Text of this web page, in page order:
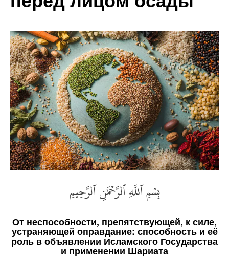
بِسۡمِ ٱللَّهِ ٱلرَّحۡمَٰنِ ٱلرَّحِيمِ
От неспособности, препятствующей, к силе,
устраняющей оправдание: способность и её
роль в объявлении Исламского Государства
и применении Шариата